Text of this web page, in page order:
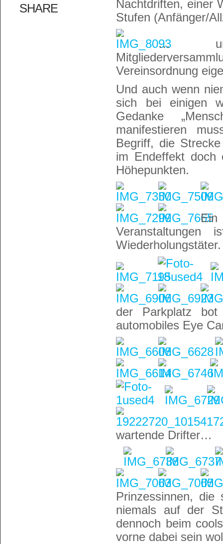
SHARE
Nachtdriften, einer
Stufen (Anfänger/
… und
Vereinsordnung
Und auch wenn
sich bei einigen
Gedanke
manifestieren
Begriff, die
im Endeffekt doch
Höhepunkten.
Wiederholungstäter.
der Parkplatz bot
automobiles Eye
wartende Drifter…
Prinzessinnen, die
niemals auf der
dennoch beim
vorne dabei sein